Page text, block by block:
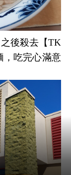
後殺去【TK
，吃完心滿意